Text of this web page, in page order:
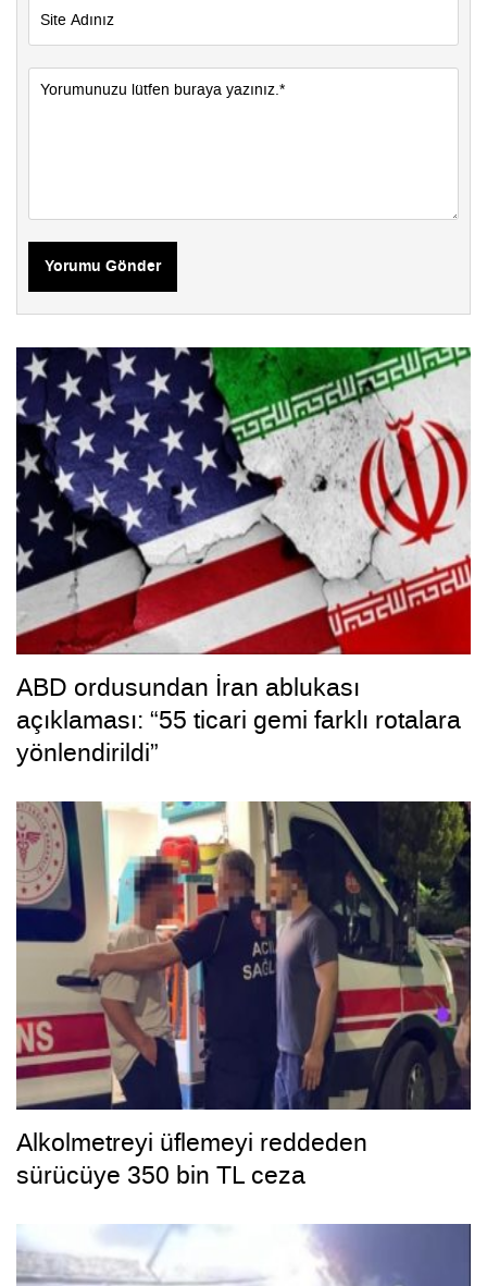
Yorumu Gönder
ABD ordusundan İran ablukası
açıklaması: “55 ticari gemi farklı rotalara
yönlendirildi”
Alkolmetreyi üflemeyi reddeden
sürücüye 350 bin TL ceza